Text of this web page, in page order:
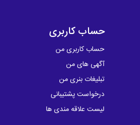
حساب کاربری
حساب کاربری من
آگهی های من
تبلیغات بنری من
درخواست پشتیبانی
لیست علاقه مندی ها